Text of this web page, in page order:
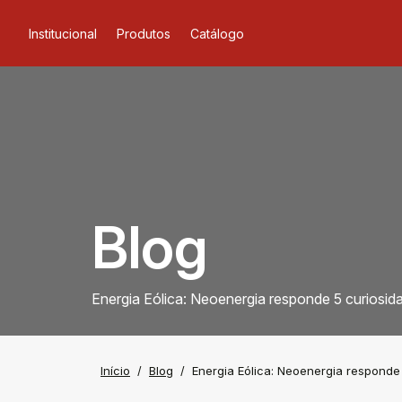
Institucional Produtos Catálogo
Blog
Energia Eólica: Neoenergia responde 5
Início Blog Energia Eólica: Neoenergia